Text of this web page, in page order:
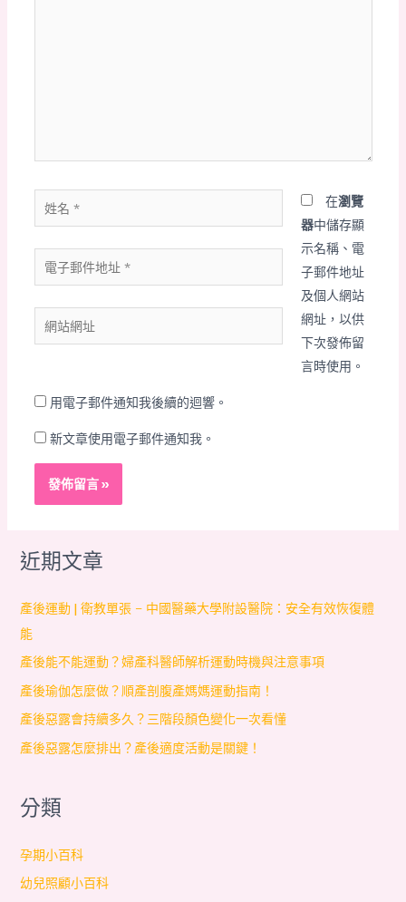
名
*
電
子
郵
件
*
站
在瀏覽
器中儲存顯
示名稱、電
子郵件地址
及個人網站
網址，以供
下次發佈留
言時使用。
用電子郵件通知我後續的迴響。
新文章使用電子郵件通知我。
近期文章
產後運動 | 衛教單張 – 中國醫藥大學附設醫院：安全有效恢復體
能
產後能不能運動？婦產科醫師解析運動時機與注意事項
產後瑜伽怎麼做？順產剖腹產媽媽運動指南！
產後惡露會持續多久？三階段顏色變化一次看懂
產後惡露怎麼排出？產後適度活動是關鍵！
分類
孕期小百科
幼兒照顧小百科